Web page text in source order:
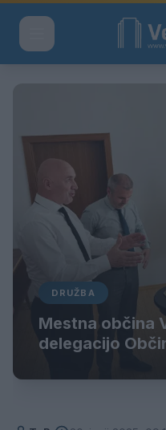
DRUŽBA
Mestna občina
delegacijo